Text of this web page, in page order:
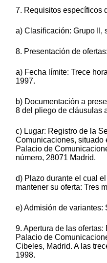
7. Requisitos específicos
a) Clasificación: Grupo II,
8. Presentación de ofertas:
a) Fecha límite: Trece
1997.
b) Documentación a
8 del pliego de cláusulas
c) Lugar: Registro de la
Comunicaciones, situado
Palacio de
número, 28071 Madrid.
d) Plazo durante el cual
mantener su oferta: Tres
e) Admisión de variantes:
9. Apertura de las ofertas:
Palacio de
Cibeles, Madrid. A las
1998.